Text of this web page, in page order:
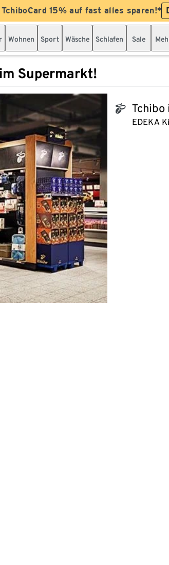
15% auf fast alles sparen!*
Wohnen Sport Wäsche Schlafen Sale
Supermarkt!
tchibo_logo
EDEKA